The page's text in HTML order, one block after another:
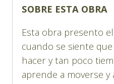
SOBRE ESTA OBRA
Esta obra presento
cuando se siente
hacer y tan poco
aprende a moverse y